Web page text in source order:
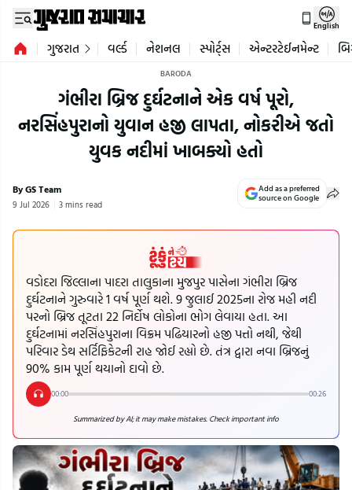
English
ગુજરાત વર્લ્ડ નેશનલ સ્પોર્ટ્સ એન્ટરટેઈનમેન્ટ
BARODA
ગંભીરા બ્રિજ દુર્ઘટનાને એક વર્ષ પૂરો,
નરસિંહપુરાનો યુવાન હજી લાપતા, નોકરીએ જતો
યુવક નદીમાં ખાબક્યો હતો
By GS Team
9 Jul 2026 3 mins read
Add as a preferred
source on Google
વડોદરા જિલ્લાના પાદરા તાલુકાના મુજપુર પાસેના ગંભીરા બ્રિજ
દુર્ઘટનાને ગુરુવારે 1 વર્ષ પૂર્ણ થશે. 9 જુલાઈ 2025ના રોજ મહી નદી
પરનો બ્રિજ તૂટતા 22 નિર્દોષ લોકોના ભોગ લેવાયા હતા. આ
દુર્ઘટનામાં નરસિંહપુરાના વિક્રમ પઢિયારનો હજી પત્તો નથી, જેથી
પરિવાર ડેથ સર્ટિફિકેટની રાહ જોઈ રહ્યો છે. તંત્ર દ્વારા નવા બ્રિજનું
90% કામ પૂર્ણ થયાનો દાવો છે.
00:00 00:26
Summarized by AI; it may make mistakes. Check important info